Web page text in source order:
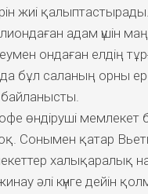
жиі
адам үшін
ондаған елдің
бұл саланың орны
байланысты.
өндіруші
Сонымен қатар
халықаралық
әлі күнге дейін